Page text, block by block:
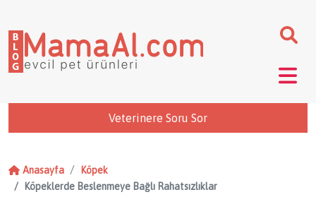
Veterinere Soru Sor
Anasayfa
Köpek
Köpeklerde Beslenmeye Bağlı Rahatsızlıklar